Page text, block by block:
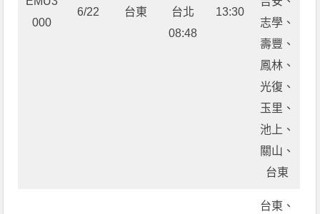
000
6/22
台東
台北
08:48
13:30
志學、
壽豐、
鳳林、
光復、
玉里、
池上、
關山、
台東
台東、